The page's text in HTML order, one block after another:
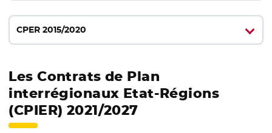
CPER 2015/2020
Les Contrats de Plan
interrégionaux Etat-Régions
(CPIER) 2021/2027